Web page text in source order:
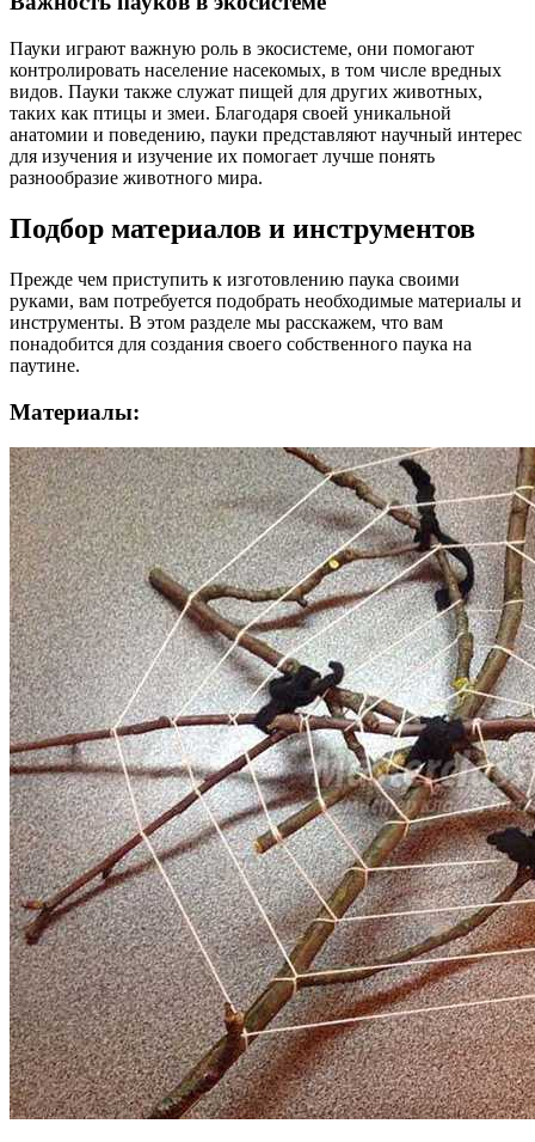
Пауки играют важную роль в экосистеме, они помогают
контролировать население насекомых, в том числе вредных
видов. Пауки также служат пищей для других животных,
таких как птицы и змеи. Благодаря своей уникальной
анатомии и поведению, пауки представляют научный интерес
для изучения и изучение их помогает лучше понять
разнообразие животного мира.
Подбор материалов и инструментов
Прежде чем приступить к изготовлению паука своими
руками, вам потребуется подобрать необходимые материалы и
инструменты. В этом разделе мы расскажем, что вам
понадобится для создания своего собственного паука на
паутине.
Материалы: